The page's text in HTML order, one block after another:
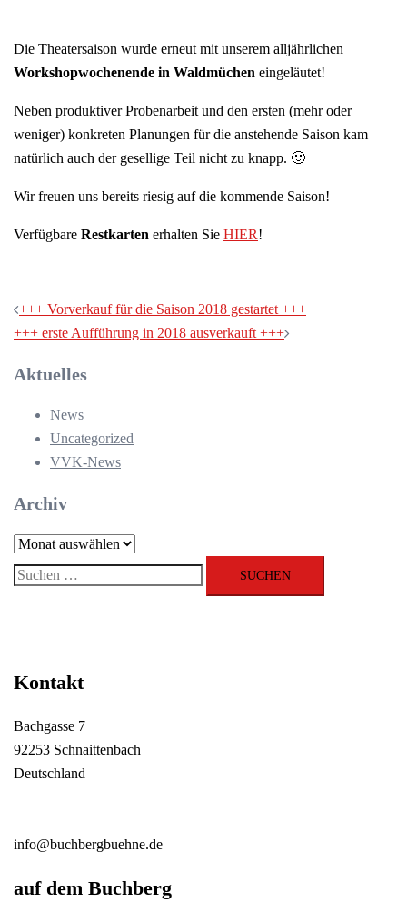
Die Theatersaison wurde erneut mit unserem alljährlichen
Workshopwochenende in Waldmüchen eingeläutet!
Neben produktiver Probenarbeit und den ersten (mehr oder
weniger) konkreten Planungen für die anstehende Saison kam
natürlich auch der gesellige Teil nicht zu knapp. 🙂
Wir freuen uns bereits riesig auf die kommende Saison!
Verfügbare Restkarten erhalten Sie HIER!
Beitragsnavigation
+++ Vorverkauf für die Saison 2018 gestartet +++
+++ erste Aufführung in 2018 ausverkauft +++
Aktuelles
News
Uncategorized
VVK-News
Archiv
Archiv
Suchen
Kontakt
Bachgasse 7
92253 Schnaittenbach
Deutschland
info@buchbergbuehne.de
auf dem Buchberg